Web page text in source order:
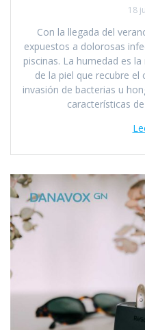
18
Con la llegada del
expuestos a dolorosas
piscinas. La humedad es
de la piel que recubre
invasión de bacterias u
características